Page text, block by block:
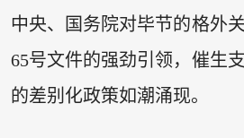
中央、国务院对毕节的格外
65号文件的强劲引领，催生
的差别化政策如潮涌现。